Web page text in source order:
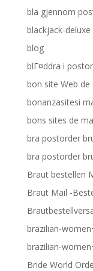
bla gjennom
blackjack-deluxe
blog
blГ¤ddra i
bon site Web
bonanzasitesi
bons sites de
bra postorder
bra postorder
Braut bestellen
Braut Mail -
brazilian-
brazilian-
Bride World